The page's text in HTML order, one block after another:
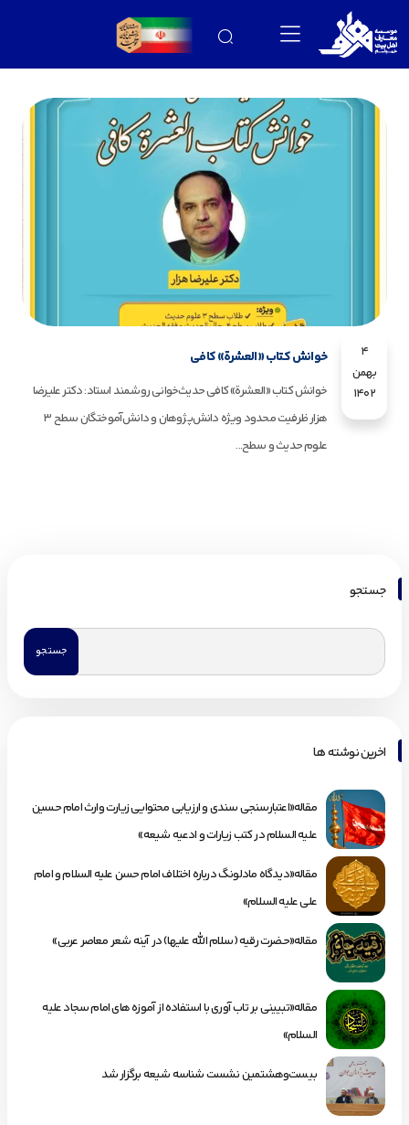
4
بهمن
1402
خوانش کتاب «العشرة» کافی
خوانش کتاب «العشرة» کافی حدیث‌خوانی روشمند استاد: دکتر علیرضا
هزار ظرفیت محدود ویژه دانش‌پژوهان و دانش‌آموختگان سطح ٣
علوم حدیث و سطح...
جستجو
اخرین نوشته ها
مقاله«اعتبارسنجی سندی و ارزیابی محتوایی زیارت وارث امام حسین
علیه السلام در کتب زیارات و ادعیه شیعه»
مقاله«دیدگاه مادلونگ درباره اختلاف امام حسن علیه السلام و امام
علی علیه السلام»
مقاله«حضرت رقیه (سلام الله علیها) در آینه شعر معاصر عربی»
مقاله«تبیینی بر تاب آوری با استفاده از آموزه های امام سجاد علیه
السلام»
بیست‌وهشتمین نشست شناسه شیعه برگزار شد